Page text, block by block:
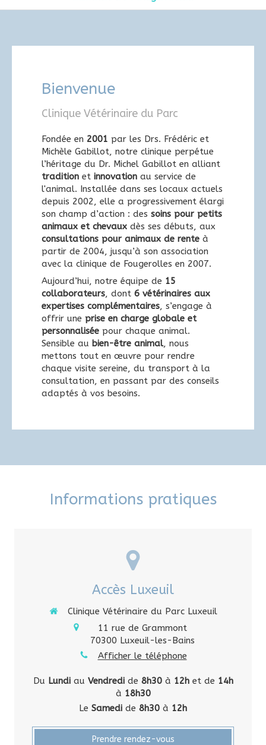
Bienvenue
Clinique Vétérinaire du Parc
Fondée en 2001 par les Drs. Frédéric et
Michèle Gabillot, notre clinique perpétue
l’héritage du Dr. Michel Gabillot en alliant
tradition et innovation au service de
l'animal. Installée dans ses locaux actuels
depuis 2002, elle a progressivement élargi
son champ d’action : des soins pour petits
animaux et chevaux dès ses débuts, aux
consultations pour animaux de rente à
partir de 2004, jusqu’à son association
avec la clinique de Fougerolles en 2007.
Aujourd’hui, notre équipe de 15
collaborateurs, dont 6 vétérinaires aux
expertises complémentaires, s’engage à
offrir une prise en charge globale et
personnalisée pour chaque animal.
Sensible au bien-être animal, nous
mettons tout en œuvre pour rendre
chaque visite sereine, du transport à la
consultation, en passant par des conseils
adaptés à vos besoins.
Informations pratiques
Accès Luxeuil
Clinique Vétérinaire du Parc Luxeuil
11 rue de Grammont
70300 Luxeuil-les-Bains
Afficher le téléphone
Du Lundiau Vendredide 8h30à 12het de 14h
à 18h30
Le Samedi de 8h30 à 12h
Prendre rendez-vous